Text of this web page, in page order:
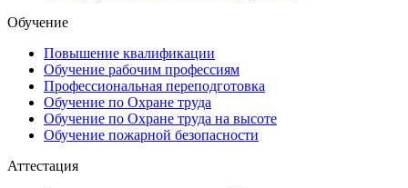
Обучение
Повышение квалификации
Обучение рабочим профессиям
Профессиональная переподготовка
Обучение по Охране труда
Обучение по Охране труда на высоте
Обучение пожарной безопасности
Аттестация